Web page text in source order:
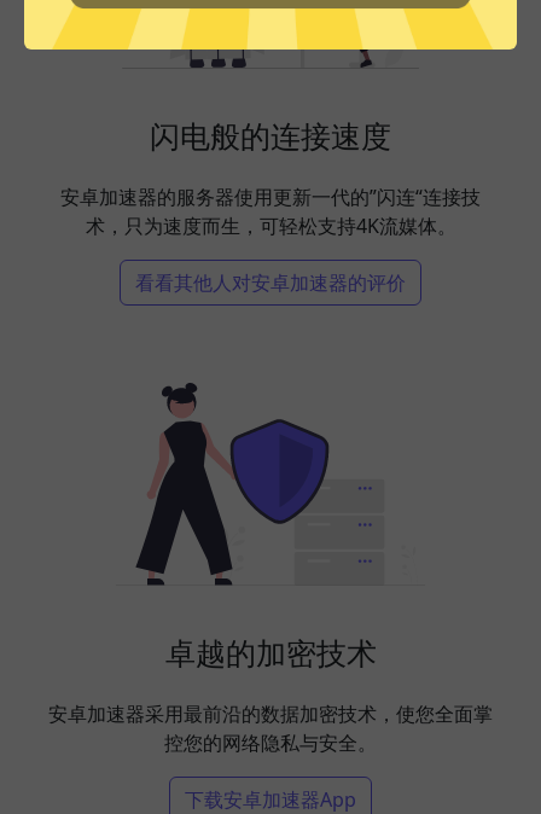
闪电般的连接速度
安卓加速器的服务器使用更新一代的”闪连“连接技
术，只为速度而生，可轻松支持4K流媒体。
看看其他人对安卓加速器的评价
卓越的加密技术
安卓加速器采用最前沿的数据加密技术，使您全面掌
控您的网络隐私与安全。
下载安卓加速器App